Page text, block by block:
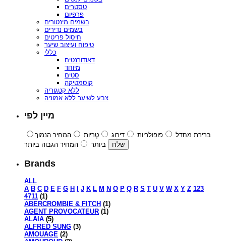
טסטרים
פרפיום
בשמים מינטורים
בשמים נדירים
חיסול פריטים
טיפוח ועיצוב שיער
כללי
דאודורנטים
מיוחד
סטים
קוסמטיקה
ללא קטגוריה
צבע לשיער ללא אמוניה
מיין לפי
ברירת מחדל פופולריות דירוג טְרִיוּת
המחיר הנמוך
ביותר
המחיר הגבוה ביותר
Brands
ALL
A B C D E F G H I J K L M N O P Q R S T U V W X Y Z 123
4711 (1)
ABERCROMBIE & FITCH (1)
AGENT PROVOCATEUR (1)
ALAIA (5)
ALFRED SUNG (3)
AMOUAGE (2)